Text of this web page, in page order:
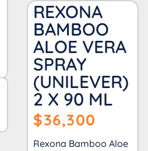
REXONA
BAMBOO
ALOE VERA
SPRAY
(UNILEVER)
2 X 90 ML
$36,300
Rexona Bamboo Aloe